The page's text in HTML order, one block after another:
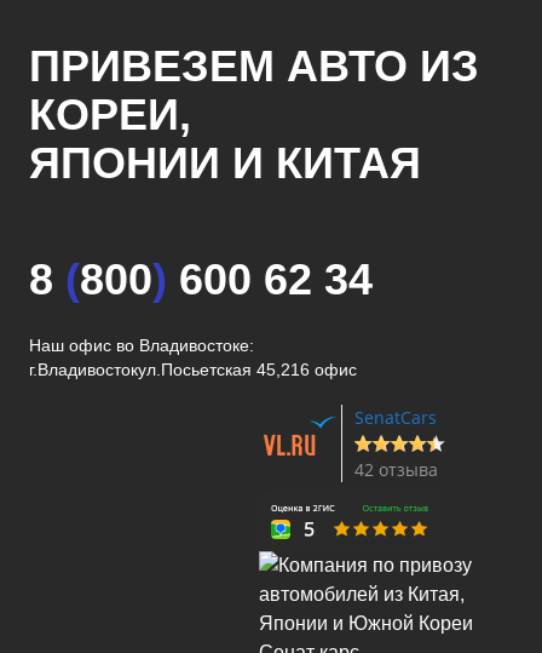
ПРИВЕЗЕМ АВТО ИЗ
КОРЕИ,
ЯПОНИИ И КИТАЯ
8 (800) 600 62 34
Наш офис во Владивостоке:
г.Владивостокул.Посьетская 45,216 офис
SenatCars
42 отзыва